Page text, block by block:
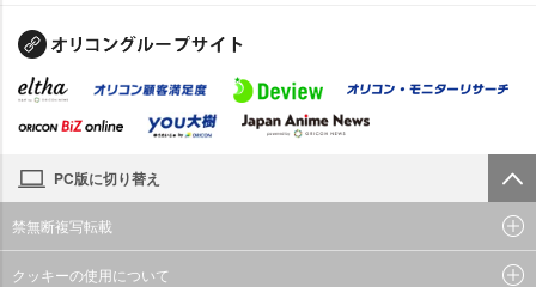
PC版に切り替え
禁無断複写転載
クッキーの使用について